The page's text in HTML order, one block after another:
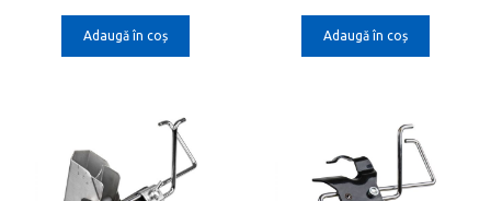
a
fost:
Adaugă în coș
a
fost:
Adaugă în coș